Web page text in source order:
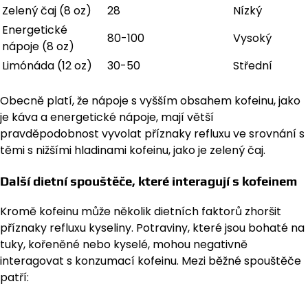
Zelený čaj (8 oz)
28
Nízký
Energetické
nápoje (8 oz)
80-100
Vysoký
Limónáda (12 oz)
30-50 Střední
Obecně platí, že nápoje s vyšším obsahem kofeinu, jako
je káva a energetické nápoje, mají větší
pravděpodobnost vyvolat příznaky refluxu ve srovnání s
těmi s nižšími hladinami kofeinu, jako je zelený čaj.
Další dietní spouštěče, které interagují s kofeinem
Kromě kofeinu může několik dietních faktorů zhoršit
příznaky refluxu kyseliny. Potraviny, které jsou bohaté na
tuky, kořeněné nebo kyselé, mohou negativně
interagovat s konzumací kofeinu. Mezi běžné spouštěče
patří: